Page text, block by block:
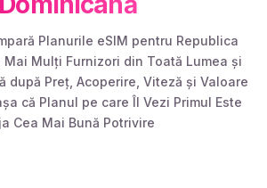
Planurile eSIM pentru Republica
Mai Mulți Furnizori din Toată Lumea și
după Preț, Acoperire, Viteză și Valoare
că Planul pe care Îl Vezi Primul Este
Cea Mai Bună Potrivire